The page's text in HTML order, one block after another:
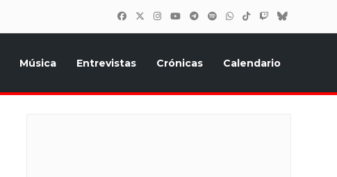
Música Entrevistas Crónicas Calendario